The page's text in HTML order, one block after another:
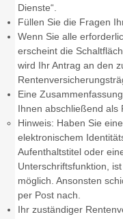
Dienste“.
Füllen Sie die Fragen
Wenn Sie alle
erscheint die
wird Ihr Antrag an den
Eine
Ihnen abschließend als
Hinweis: Haben Sie
elektronischem
Aufenthaltstitel oder
Unterschriftsfunktion,
möglich. Ansonsten
per Post nach.
Ihr zuständiger